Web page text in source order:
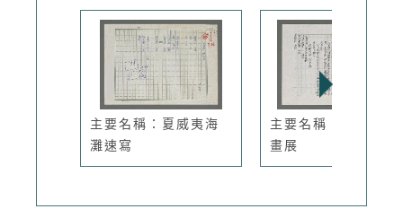
主要名稱：夏威夷海
灘速寫
主要名稱：觀王舒詩
畫展